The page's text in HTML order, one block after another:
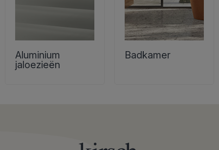
Aluminium
jaloezieën
Badkamer